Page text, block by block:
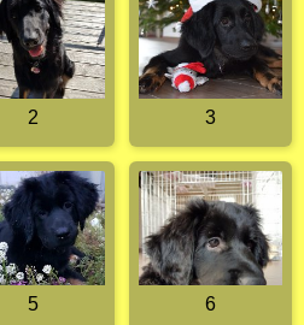
2 3
5 6